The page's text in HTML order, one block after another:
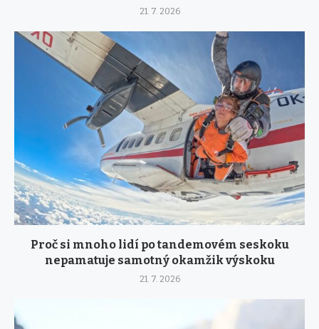
21. 7. 2026
Proč si mnoho lidí po tandemovém seskoku
nepamatuje samotný okamžik výskoku
21. 7. 2026